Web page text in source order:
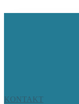
KONTAKT